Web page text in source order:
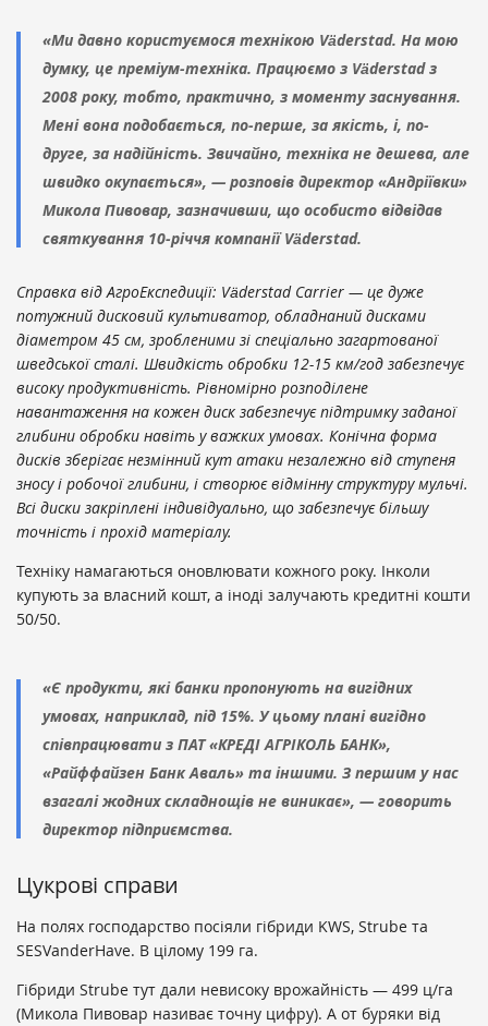
«Ми давно користуємося технікою Väderstad. На мою
думку, це преміум-техніка. Працюємо з Väderstad з
2008 року, тобто, практично, з моменту заснування.
Мені вона подобається, по-перше, за якість, і, по-
друге, за надійність. Звичайно, техніка не дешева, але
швидко окупається», — розповів директор «Андріївки»
Микола Пивовар, зазначивши, що особисто відвідав
святкування 10-річчя компанії Väderstad.
Справка від АгроЕкспедиції: Väderstad Carrier — це дуже
потужний дисковий культиватор, обладнаний дисками
діаметром 45 см, зробленими зі спеціально загартованої
шведської сталі. Швидкість обробки 12-15 км/год забезпечує
високу продуктивність. Рівномірно розподілене
навантаження на кожен диск забезпечує підтримку заданої
глибини обробки навіть у важких умовах. Конічна форма
дисків зберігає незмінний кут атаки незалежно від ступеня
зносу і робочої глибини, і створює відмінну структуру мульчі.
Всі диски закріплені індивідуально, що забезпечує більшу
точність і прохід матеріалу.
Техніку намагаються оновлювати кожного року. Інколи
купують за власний кошт, а іноді залучають кредитні кошти
50/50.
«Є продукти, які банки пропонують на вигідних
умовах, наприклад, під 15%. У цьому плані вигідно
співпрацювати з ПАТ «КРЕДІ АГРІКОЛЬ БАНК»,
«Райффайзен Банк Аваль» та іншими. З першим у нас
взагалі жодних складнощів не виникає», — говорить
директор підприємства.
Цукрові справи
На полях господарство посіяли гібриди KWS, Strube та
SESVanderHavе. В цілому 199 га.
Гібриди Strube тут дали невисоку врожайність — 499 ц/га
(Микола Пивовар називає точну цифру). А от буряки від